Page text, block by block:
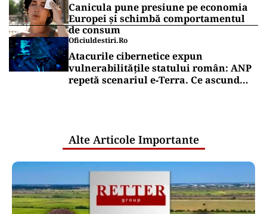
Canicula pune presiune pe economia
Europei și schimbă comportamentul
de consum
Oficiuldestiri.ro
Atacurile cibernetice expun
vulnerabilitățile statului român: ANP
repetă scenariul e‑Terra. Ce ascund
Alte Articole Importante